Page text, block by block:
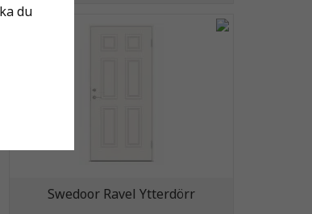
Swedoor Ravel Ytterdörr
du